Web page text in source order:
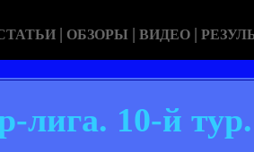
| ОБЗОРЫ | ВИДЕО |
лига. 10-й